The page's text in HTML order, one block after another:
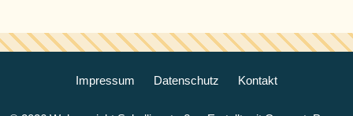
Impressum Datenschutz Kontakt